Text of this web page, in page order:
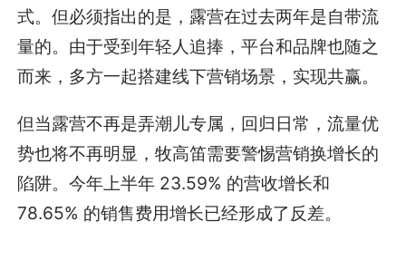
式。但必须指出的是，露营在过去两年是自带流
量的。由于受到年轻人追捧，平台和品牌也随之
而来，多方一起搭建线下营销场景，实现共赢。
但当露营不再是弄潮儿专属，回归日常，流量优
势也将不再明显，牧高笛需要警惕营销换增长的
陷阱。今年上半年 23.59% 的营收增长和
78.65% 的销售费用增长已经形成了反差。